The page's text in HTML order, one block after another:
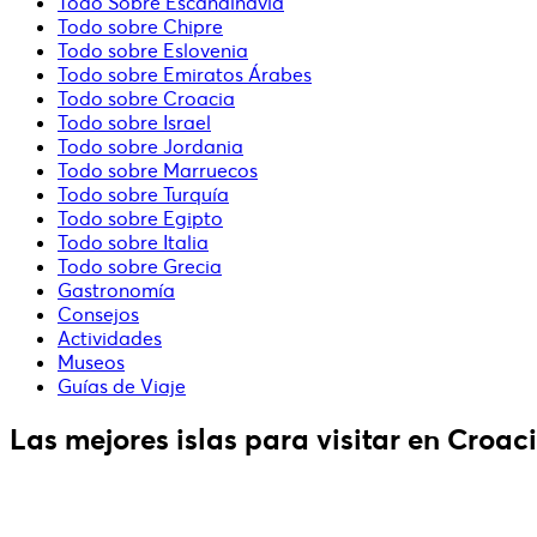
Todo sobre Chipre
Todo sobre Eslovenia
Todo sobre Emiratos Árabes
Todo sobre Croacia
Todo sobre Israel
Todo sobre Jordania
Todo sobre Marruecos
Todo sobre Turquía
Todo sobre Egipto
Todo sobre Italia
Todo sobre Grecia
Gastronomía
Consejos
Actividades
Museos
Guías de Viaje
Las mejores islas para visitar en